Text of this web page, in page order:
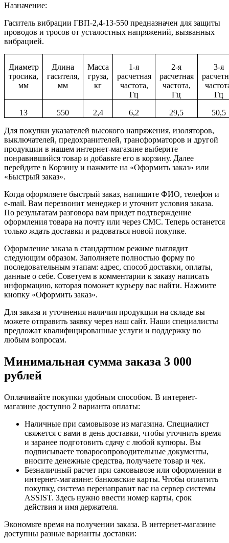
Назначение:
Гаситель вибрации ГВП-2,4-13-550 предназначен для защиты
проводов и тросов от усталостных напряжений, вызванных
вибрацией.
Диаметр
тросика,
мм
Длина
гасителя,
мм
Масса
груза,
кг
1-я
расчетная
частота,
Гц
2-я
расчетная
частота,
Гц
3-я
Гц
13 550 2,4 6,2 29,5 50,5
Для покупки указателей высокого напряжения, изоляторов,
выключателей, предохранителей, трансформаторов и другой
продукции в нашем интернет-магазине выберите
понравившийся товар и добавьте его в корзину. Далее
перейдите в Корзину и нажмите на «Оформить заказ» или
«Быстрый заказ».
Когда оформляете быстрый заказ, напишите ФИО, телефон и
e-mail. Вам перезвонит менеджер и уточнит условия заказа.
По результатам разговора вам придет подтверждение
оформления товара на почту или через СМС. Теперь останется
только ждать доставки и радоваться новой покупке.
Оформление заказа в стандартном режиме выглядит
следующим образом. Заполняете полностью форму по
последовательным этапам: адрес, способ доставки, оплаты,
данные о себе. Советуем в комментарии к заказу написать
информацию, которая поможет курьеру вас найти. Нажмите
кнопку «Оформить заказ».
Для заказа и уточнения наличия продукции на складе вы
можете отправить заявку через наш сайт. Наши специалисты
предложат квалифицированные услуги и поддержку по
любым вопросам.
Минимальная сумма заказа 3 000
рублей
Оплачивайте покупки удобным способом. В интернет-
магазине доступно 2 варианта оплаты:
Наличные при самовывозе из магазина. Специалист
свяжется с вами в день доставки, чтобы уточнить время
и заранее подготовить сдачу с любой купюры. Вы
подписываете товаросопроводительные документы,
вносите денежные средства, получаете товар и чек.
Безналичный расчет при самовывозе или оформлении в
интернет-магазине: банковские карты. Чтобы оплатить
покупку, система перенаправит вас на сервер системы
ASSIST. Здесь нужно ввести номер карты, срок
действия и имя держателя.
Экономьте время на получении заказа. В интернет-магазине
доступны разные варианты доставки: